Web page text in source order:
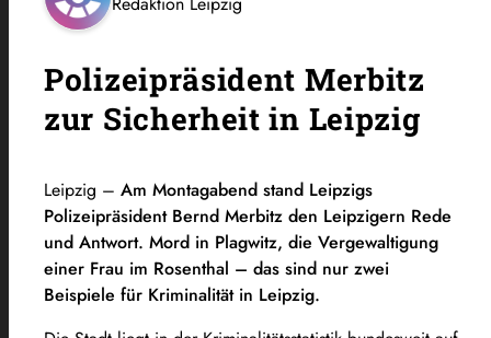
Polizeipräsident Merbitz
zur Sicherheit in Leipzig
Leipzig – Am Montagabend stand Leipzigs
Polizeipräsident Bernd Merbitz den Leipzigern Rede
und Antwort. Mord in Plagwitz, die Vergewaltigung
einer Frau im Rosenthal – das sind nur zwei
Beispiele für Kriminalität in Leipzig.